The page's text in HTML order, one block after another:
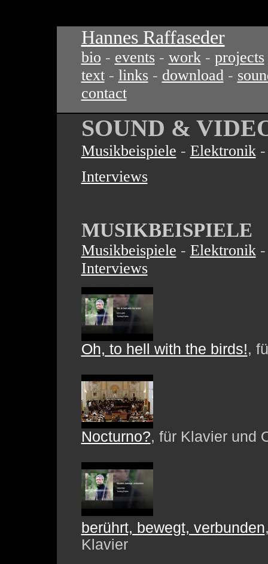
Hannes Raffaseder
bio - events - work- projects
text- links - download-
contact
SOUND &
Musikbeispiele - Elektronik
Interviews
MUSIKBEISPIELE
Musikbeispiele - Elektronik
Interviews
Oh, to hell with the birds!,
Nocturno?, für Klavier und
berührt, bewegt, verbunden
Klavier